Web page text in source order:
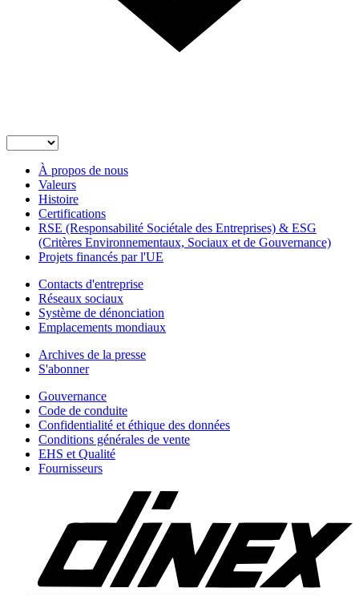
À propos de nous
Valeurs
Histoire
Certifications
RSE (Responsabilité Sociétale des Entreprises) & ESG
(Critères Environnementaux, Sociaux et de Gouvernance)
Projets financés par l'UE
Contacts d'entreprise
Réseaux sociaux
Système de dénonciation
Emplacements mondiaux
Archives de la presse
S'abonner
Gouvernance
Code de conduite
Confidentialité et éthique des données
Conditions générales de vente
EHS et Qualité
Fournisseurs